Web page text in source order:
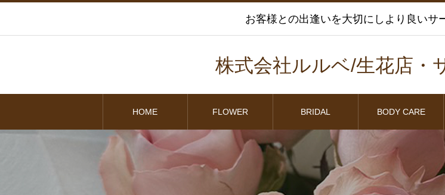
お客様との出逢いを大切にしより良いサ
株式会社ルルベ/生花店・
HOME FLOWER BRIDAL BODY CARE